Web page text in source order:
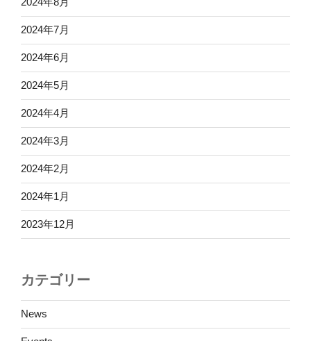
2024年7月
2024年6月
2024年5月
2024年4月
2024年3月
2024年2月
2024年1月
2023年12月
カテゴリー
News